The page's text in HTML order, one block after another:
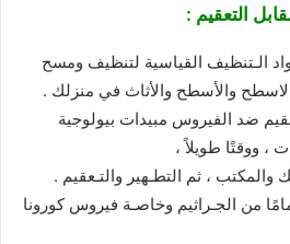
التعقيم :
الـتنظيف القياسية لتنظيف ومسح
والأسطح والأثاث في منزلك .
ضد الفيروس مبيدات بيولوجية
، ووقتًا طويلاً ،
، ثم التطـهير والتـعقيم .
من الجـراثيم وخاصـة فيروس كورونا